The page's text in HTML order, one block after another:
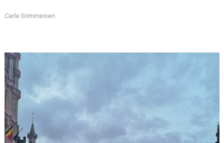
Carla Grimmeisen